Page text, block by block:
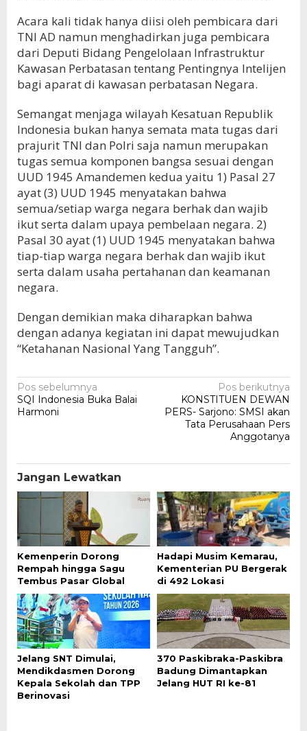
Acara kali tidak hanya diisi oleh pembicara dari
TNI AD namun menghadirkan juga pembicara
dari Deputi Bidang Pengelolaan Infrastruktur
Kawasan Perbatasan tentang Pentingnya Intelijen
bagi aparat di kawasan perbatasan Negara.
Semangat menjaga wilayah Kesatuan Republik
Indonesia bukan hanya semata mata tugas dari
prajurit TNI dan Polri saja namun merupakan
tugas semua komponen bangsa sesuai dengan
UUD 1945 Amandemen kedua yaitu 1) Pasal 27
ayat (3) UUD 1945 menyatakan bahwa
semua/setiap warga negara berhak dan wajib
ikut serta dalam upaya pembelaan negara. 2)
Pasal 30 ayat (1) UUD 1945 menyatakan bahwa
tiap-tiap warga negara berhak dan wajib ikut
serta dalam usaha pertahanan dan keamanan
negara.
Dengan demikian maka diharapkan bahwa
dengan adanya kegiatan ini dapat mewujudkan
“Ketahanan Nasional Yang Tangguh”.
Navigasi
pos
Pos sebelumnya
SQI Indonesia Buka Balai
Harmoni
Pos berikutnya
KONSTITUEN DEWAN
PERS- Sarjono: SMSI akan
Tata Perusahaan Pers
Anggotanya
Jangan Lewatkan
Kemenperin Dorong
Rempah hingga Sagu
Tembus Pasar Global
Hadapi Musim Kemarau,
Kementerian PU Bergerak
di 492 Lokasi
Jelang SNT Dimulai,
Mendikdasmen Dorong
Kepala Sekolah dan TPP
Berinovasi
370 Paskibraka-Paskibra
Badung Dimantapkan
Jelang HUT RI ke-81